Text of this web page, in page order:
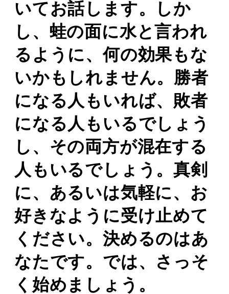
いてお話します。しか
し、蛙の面に水と言われ
るように、何の効果もな
いかもしれません。勝者
になる人もいれば、敗者
になる人もいるでしょう
し、その両方が混在する
人もいるでしょう。真剣
に、あるいは気軽に、お
好きなように受け止めて
ください。決めるのはあ
なたです。では、さっそ
く始めましょう。